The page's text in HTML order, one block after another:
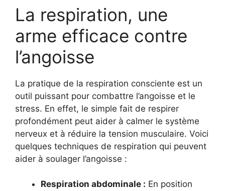
La respiration, une
arme efficace contre
l’angoisse
La pratique de la respiration consciente est un
outil puissant pour combattre l’angoisse et le
stress. En effet, le simple fait de respirer
profondément peut aider à calmer le système
nerveux et à réduire la tension musculaire. Voici
quelques techniques de respiration qui peuvent
aider à soulager l’angoisse :
Respiration abdominale : En position